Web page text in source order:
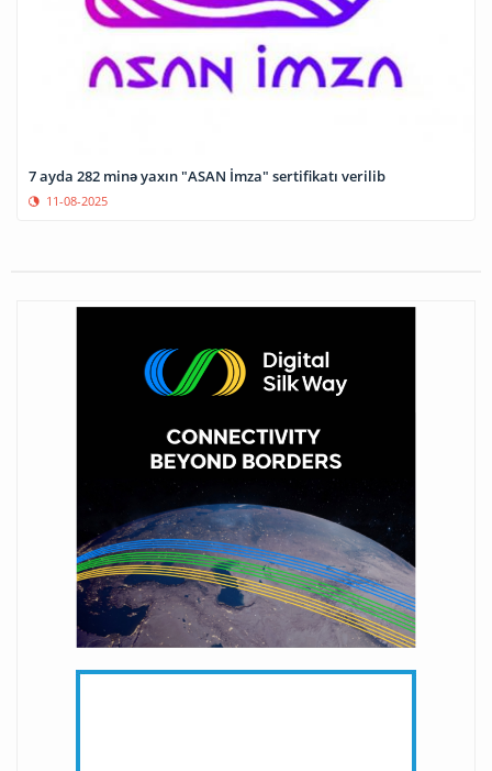
7 ayda 282 minə yaxın "ASAN İmza" sertifikatı verilib
11-08-2025